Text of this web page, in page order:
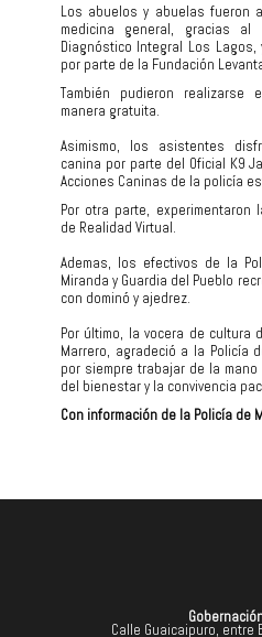
‎Los abuelos y abuelas fueron
medicina general, gracias
Diagnóstico Integral Los
por parte de la Fundación
También pudieron realizarse
manera gratuita.
‎Asimismo, los asistentes
canina por parte del Oficial K9
Acciones Caninas de la policía
Por otra parte, experimentaron
de Realidad Virtual.
‎Ademas, los efectivos de la
Miranda y Guardia del Pueblo
con dominó y ajedrez.
‎Por último, la vocera de cultura
Marrero, agradeció a la Policía
por siempre trabajar de la
del bienestar y la convivencia
Con información de la Policía de
Calle Guaicaipuro, entre